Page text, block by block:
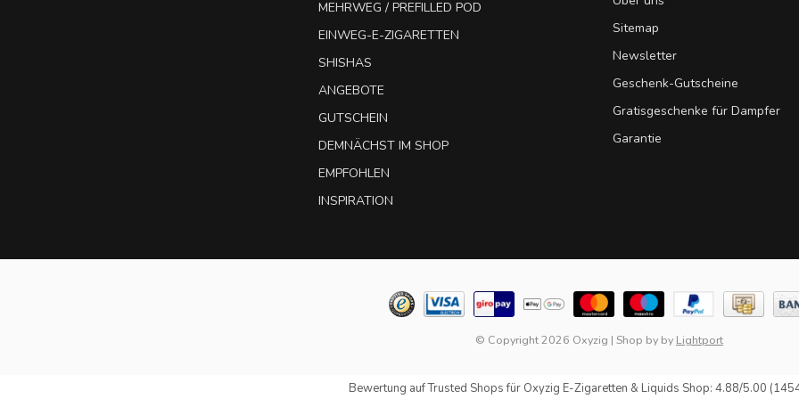
MEHRWEG / PREFILLED POD
EINWEG-E-ZIGARETTEN
SHISHAS
ANGEBOTE
GUTSCHEIN
DEMNÄCHST IM SHOP
EMPFOHLEN
INSPIRATION
Sitemap
Newsletter
Geschenk-Gutscheine
Gratisgeschenke für Dampfer
Garantie
© Copyright 2026 Oxyzig | Shop by by Lightport
Bewertung aufTrusted Shopsfür Oxyzig E-Zigaretten & Liquids Shop: 4.88/5.00